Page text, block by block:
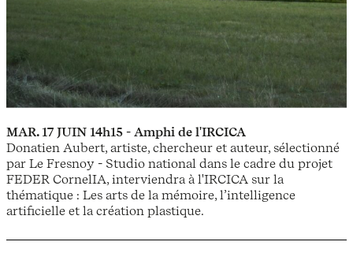
MAR. 17 JUIN 14h15 - Amphi de l'IRCICA
Donatien Aubert, artiste, chercheur et auteur, sélectionné
par Le Fresnoy - Studio national dans le cadre du projet
FEDER CornelIA, interviendra à l'IRCICA sur la
thématique : Les arts de la mémoire, l’intelligence
artificielle et la création plastique.